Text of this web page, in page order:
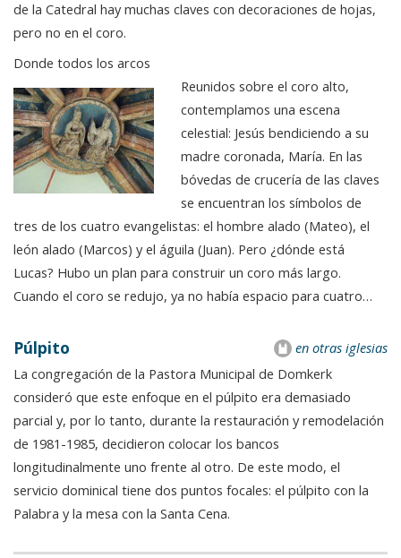
de la Catedral hay muchas claves con decoraciones de hojas,
pero no en el coro.
Donde todos los arcos
Reunidos sobre el coro alto,
contemplamos una escena
celestial: Jesús bendiciendo a su
madre coronada, María. En las
bóvedas de crucería de las claves
se encuentran los símbolos de
tres de los cuatro evangelistas: el hombre alado (Mateo), el
león alado (Marcos) y el águila (Juan). Pero ¿dónde está
Lucas? Hubo un plan para construir un coro más largo.
Cuando el coro se redujo, ya no había espacio para cuatro…
en otras iglesias
Púlpito
La congregación de la Pastora Municipal de Domkerk
consideró que este enfoque en el púlpito era demasiado
parcial y, por lo tanto, durante la restauración y remodelación
de 1981-1985, decidieron colocar los bancos
longitudinalmente uno frente al otro. De este modo, el
servicio dominical tiene dos puntos focales: el púlpito con la
Palabra y la mesa con la Santa Cena.